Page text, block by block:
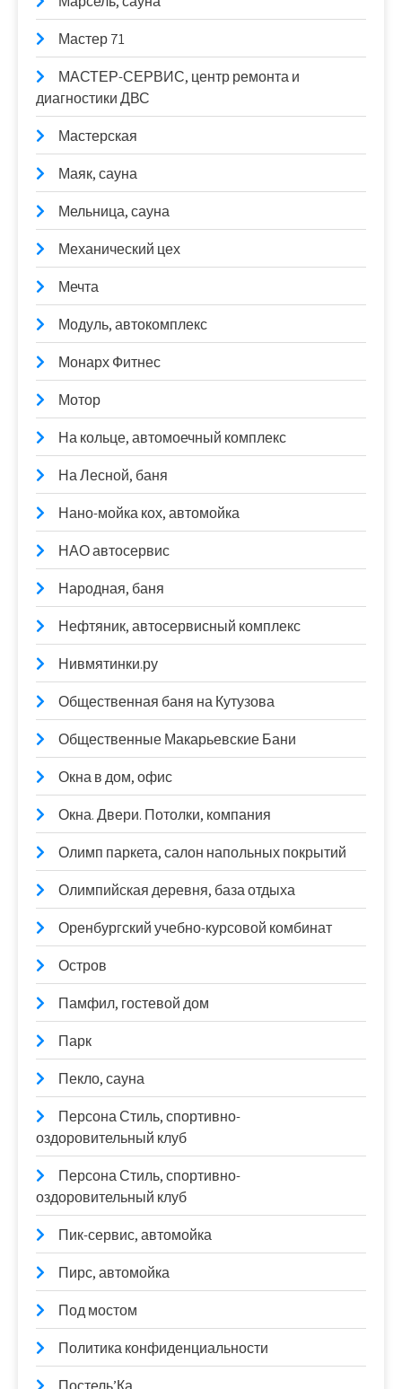
Мастер 71
МАСТЕР-СЕРВИС, центр ремонта и
диагностики ДВС
Мастерская
Маяк, сауна
Мельница, сауна
Механический цех
Мечта
Модуль, автокомплекс
Монарх Фитнес
Мотор
На кольце, автомоечный комплекс
На Лесной, баня
Нано-мойка кох, автомойка
НАО автосервис
Народная, баня
Нефтяник, автосервисный комплекс
Нивмятинки.ру
Общественная баня на Кутузова
Общественные Макарьевские Бани
Окна в дом, офис
Окна. Двери. Потолки, компания
Олимп паркета, салон напольных покрытий
Олимпийская деревня, база отдыха
Оренбургский учебно-курсовой комбинат
Остров
Памфил, гостевой дом
Парк
Пекло, сауна
Персона Стиль, спортивно-
оздоровительный клуб
Персона Стиль, спортивно-
оздоровительный клуб
Пик-сервис, автомойка
Пирс, автомойка
Под мостом
Политика конфиденциальности